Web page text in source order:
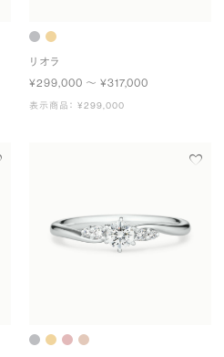
リオラ
¥299,000 〜 ¥317,000
表示商品： ¥299,000